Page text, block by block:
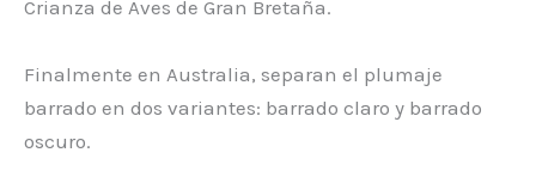
Crianza de Aves de Gran Bretaña.
Finalmente en Australia, separan el plumaje
barrado en dos variantes: barrado claro y barrado
oscuro.